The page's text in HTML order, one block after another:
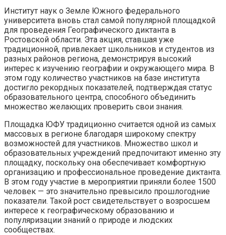
Институт наук о Земле Южного федерального
университета вновь стал самой популярной площадкой
для проведения Географического диктанта в
Ростовской области. Эта акция, ставшая уже
традиционной, привлекает школьников и студентов из
разных районов региона, демонстрируя высокий
интерес к изучению географии и окружающего мира. В
этом году количество участников на базе института
достигло рекордных показателей, подтверждая статус
образовательного центра, способного объединить
множество желающих проверить свои знания.
Площадка ЮФУ традиционно считается одной из самых
массовых в регионе благодаря широкому спектру
возможностей для участников. Множество школ и
образовательных учреждений предпочитают именно эту
площадку, поскольку она обеспечивает комфортную
организацию и профессиональное проведение диктанта.
В этом году участие в мероприятии приняли более 1500
человек — это значительно превысило прошлогодние
показатели. Такой рост свидетельствует о возросшем
интересе к географическому образованию и
популяризации знаний о природе и людских
сообществах.